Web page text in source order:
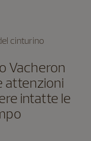
cinturino
Vacheron
attenzioni
intatte le